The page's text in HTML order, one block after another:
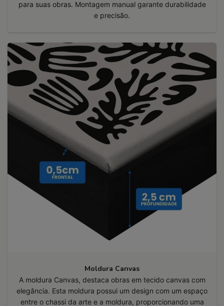
para suas obras. Montagem manual garante durabilidade
e precisão.
Moldura Canvas
A moldura Canvas, destaca obras em tecido canvas com
elegância. Esta moldura possui um design com um espaço
entre o chassi da arte e a moldura, proporcionando uma